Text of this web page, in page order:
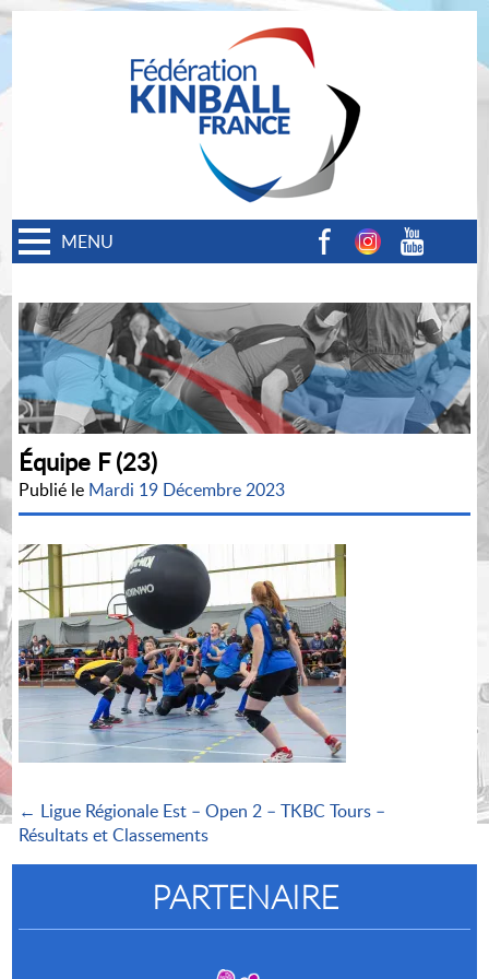
MENU
Équipe F (23)
Publié le Mardi 19 Décembre 2023
← Ligue Régionale Est – Open 2 – TKBC Tours –
Résultats et Classements
PARTENAIRE